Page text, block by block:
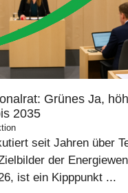
Grünes Ja,
2035
seit Jahren über
der
ist ein Kipppunkt ...